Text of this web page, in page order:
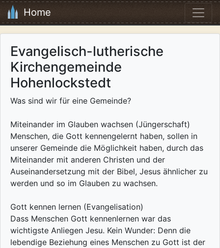
Home
Evangelisch-lutherische
Kirchengemeinde
Hohenlockstedt
Was sind wir für eine Gemeinde?
Miteinander im Glauben wachsen (Jüngerschaft)
Menschen, die Gott kennengelernt haben, sollen in
unserer Gemeinde die Möglichkeit haben, durch das
Miteinander mit anderen Christen und der
Auseinandersetzung mit der Bibel, Jesus ähnlicher zu
werden und so im Glauben zu wachsen.
Gott kennen lernen (Evangelisation)
Dass Menschen Gott kennenlernen war das
wichtigste Anliegen Jesu. Kein Wunder: Denn die
lebendige Beziehung eines Menschen zu Gott ist der